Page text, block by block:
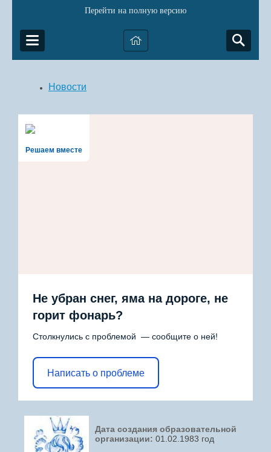
Перейти на полную версию
Новости
Решаем вместе
Не убран снег, яма на дороге, не
горит фонарь?
Столкнулись с проблемой — сообщите о ней!
Написать о проблеме
Дата создания образовательной
организации: 01.02.1983 год